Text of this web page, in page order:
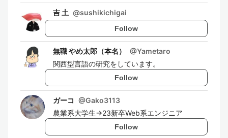
吉 土 @sushikichigai
Follow
無職 やめ太郎（本名） @Yametaro
関西型言語の研究をしています。
Follow
ガーコ @Gako3113
農業系大学生→23新卒Web系エンジニア
Follow